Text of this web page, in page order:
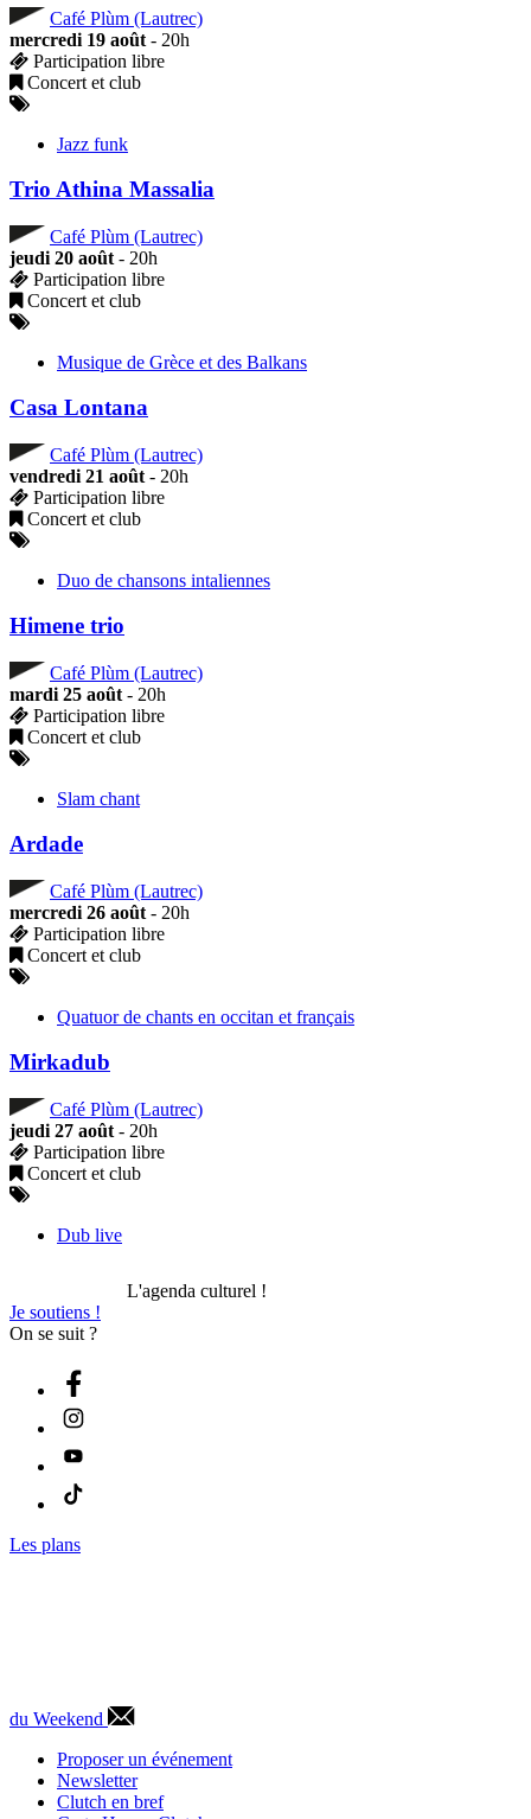
Café Plùm (Lautrec)
mercredi 19 août - 20h
Participation libre
Concert et club
Jazz funk
Trio Athina Massalia
Café Plùm (Lautrec)
jeudi 20 août - 20h
Participation libre
Concert et club
Musique de Grèce et des Balkans
Casa Lontana
Café Plùm (Lautrec)
vendredi 21 août - 20h
Participation libre
Concert et club
Duo de chansons intaliennes
Himene trio
Café Plùm (Lautrec)
mardi 25 août - 20h
Participation libre
Concert et club
Slam chant
Ardade
Café Plùm (Lautrec)
mercredi 26 août - 20h
Participation libre
Concert et club
Quatuor de chants en occitan et français
Mirkadub
Café Plùm (Lautrec)
jeudi 27 août - 20h
Participation libre
Concert et club
Dub live
L'agenda culturel !
Je soutiens !
On se suit ?
Les plans
du Weekend
Proposer un événement
Newsletter
Clutch en bref